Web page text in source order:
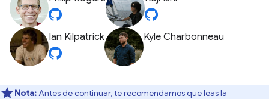
Ian Kilpatrick Kyle Charbonneau
Nota:Antes de continuar, te recomendamos que leas la